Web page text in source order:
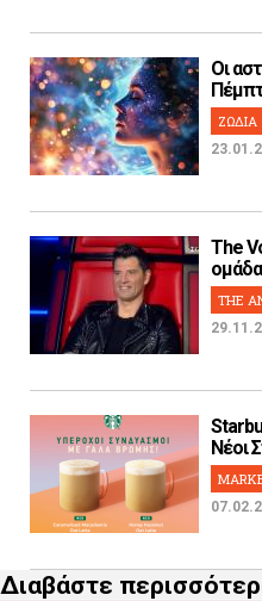
Οι
ΖΩΔΙΑ
The
THE
Νέοι
Διαβάστε